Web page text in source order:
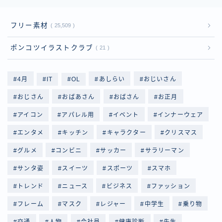
フリー素材 25,509
ポンコツイラストクラブ 21
4月 IT OL あしらい おじいさん
おじさん おばあさん おばさん お正月
アイコン アパレル用 イベント インナーウェア
エンタメ キッチン キャラクター クリスマス
グルメ コンビニ サッカー サラリーマン
サンタ姿 スイーツ スポーツ スマホ
トレンド ニュース ビジネス ファッション
フレーム マスク レジャー 中学生 乗り物